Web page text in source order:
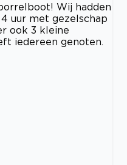
Wij hadden
uur met gezelschap
ook 3 kleine
iedereen genoten.